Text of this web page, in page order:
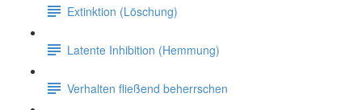
Extinktion (Löschung)
Latente Inhibition (Hemmung)
Verhalten fließend beherrschen